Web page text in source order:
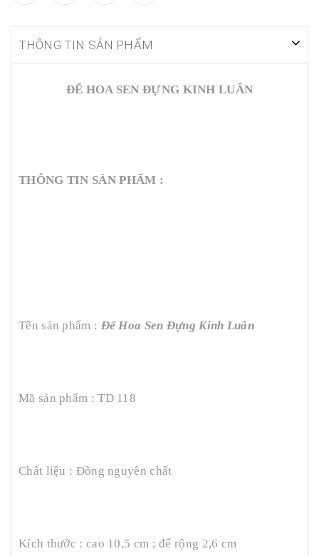
THÔNG TIN SẢN PHẨM
ĐẾ HOA SEN ĐỰNG KINH LUÂN
THÔNG TIN SẢN PHẨM :
Tên sản phẩm : Đế Hoa Sen Đựng Kinh Luân
Mã sản phẩm : TD 118
Chất liệu : Đồng nguyên chất
Kích thước : cao 10,5 cm ; đế rộng 2,6 cm